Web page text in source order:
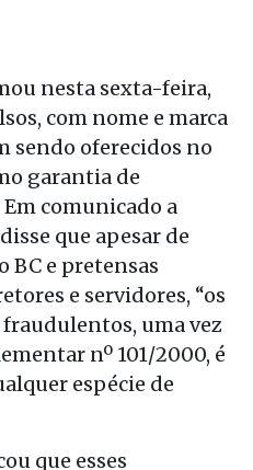
nesta sexta-feira,
com nome e marca
sendo oferecidos no
garantia de
comunicado a
que apesar de
BC e pretensas
e servidores, “os
uma vez
nº 101/2000, é
espécie de
que esses